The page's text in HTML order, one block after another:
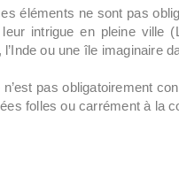
éléments ne sont pas
intrigue en pleine ville
ou une île imaginaire
pas obligatoirement
folles ou carrément à la